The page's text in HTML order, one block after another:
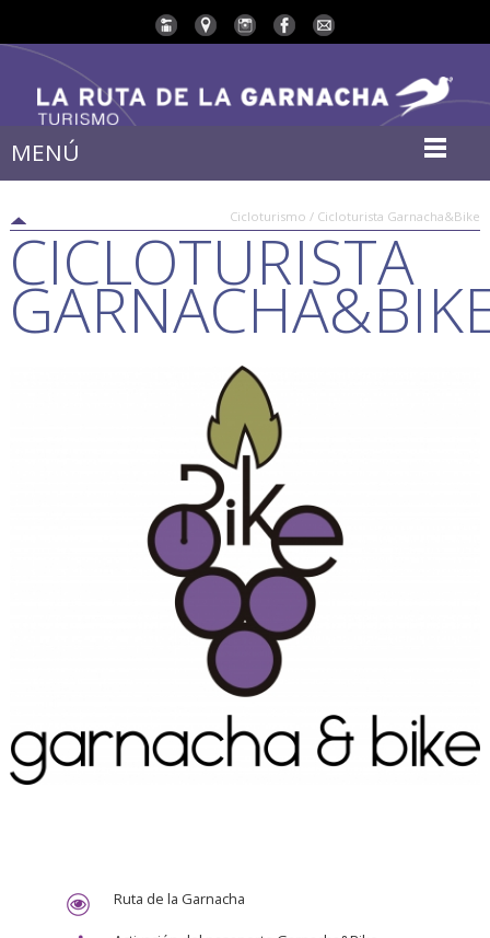
MENÚ
Cicloturismo / Cicloturista Garnacha&Bike
CICLOTURISTA
Ruta de la Garnacha